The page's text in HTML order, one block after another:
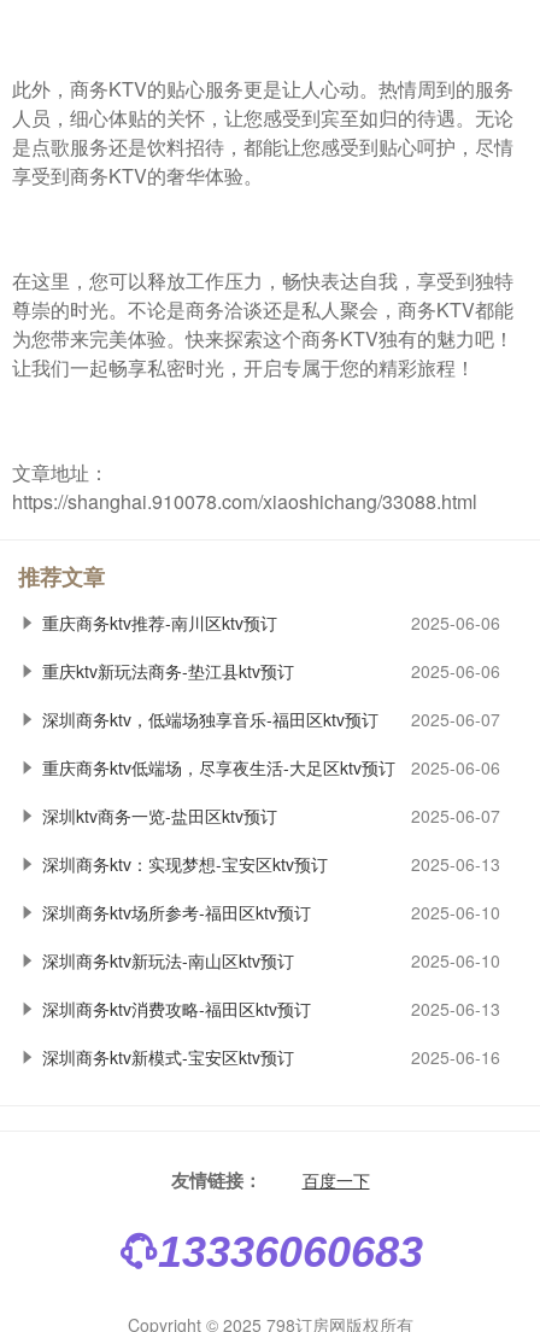
此外，商务KTV的贴心服务更是让人心动。热情周到的服务
人员，细心体贴的关怀，让您感受到宾至如归的待遇。无论
是点歌服务还是饮料招待，都能让您感受到贴心呵护，尽情
享受到商务KTV的奢华体验。
在这里，您可以释放工作压力，畅快表达自我，享受到独特
尊崇的时光。不论是商务洽谈还是私人聚会，商务KTV都能
为您带来完美体验。快来探索这个商务KTV独有的魅力吧！
让我们一起畅享私密时光，开启专属于您的精彩旅程！
文章地址：
https://shanghai.910078.com/xiaoshichang/33088.html
推荐文章
重庆商务ktv推荐-南川区ktv预订
2025-06-06
重庆ktv新玩法商务-垫江县ktv预订
2025-06-06
深圳商务ktv，低端场独享音乐-福田区ktv预订
2025-06-07
重庆商务ktv低端场，尽享夜生活-大足区ktv预订
2025-06-06
深圳ktv商务一览-盐田区ktv预订
2025-06-07
深圳商务ktv：实现梦想-宝安区ktv预订
2025-06-13
深圳商务ktv场所参考-福田区ktv预订
2025-06-10
深圳商务ktv新玩法-南山区ktv预订
2025-06-10
深圳商务ktv消费攻略-福田区ktv预订
2025-06-13
深圳商务ktv新模式-宝安区ktv预订
2025-06-16
友情链接： 百度一下
13336060683
Copyright © 2025 798订房网版权所有